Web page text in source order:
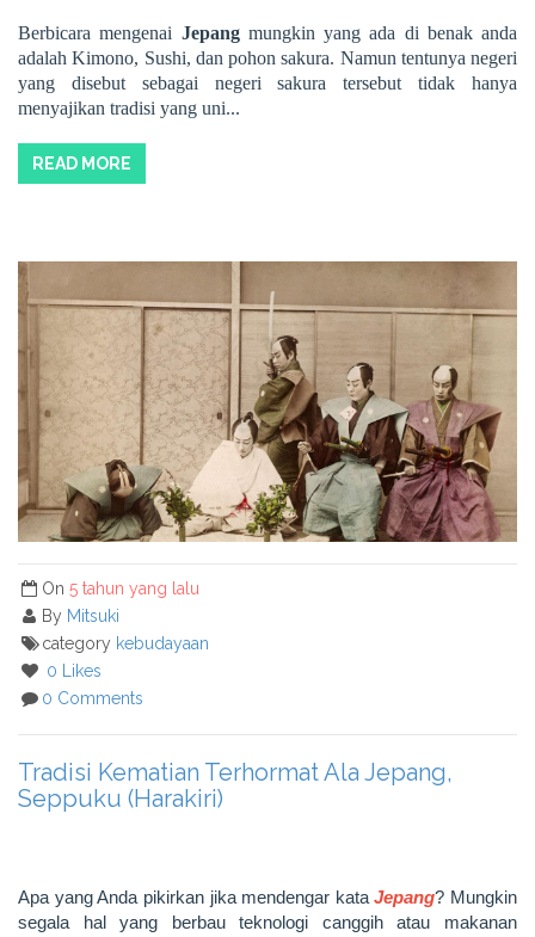
Berbicara mengenai Jepang mungkin yang ada di benak anda
adalah Kimono, Sushi, dan pohon sakura. Namun tentunya negeri
yang disebut sebagai negeri sakura tersebut tidak hanya
menyajikan tradisi yang uni...
READ MORE
On 5 tahun yang lalu
By Mitsuki
category kebudayaan
0 Likes
0 Comments
Tradisi Kematian Terhormat Ala Jepang,
Seppuku (Harakiri)
Apa yang Anda pikirkan jika mendengar kataJepang? Mungkin
segala hal yang berbau teknologi canggih atau makanan